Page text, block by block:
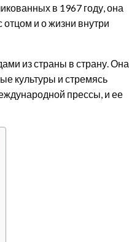
в 1967 году, она
и о жизни внутри
из страны в страну. Она
культуры и стремясь
прессы, и ее